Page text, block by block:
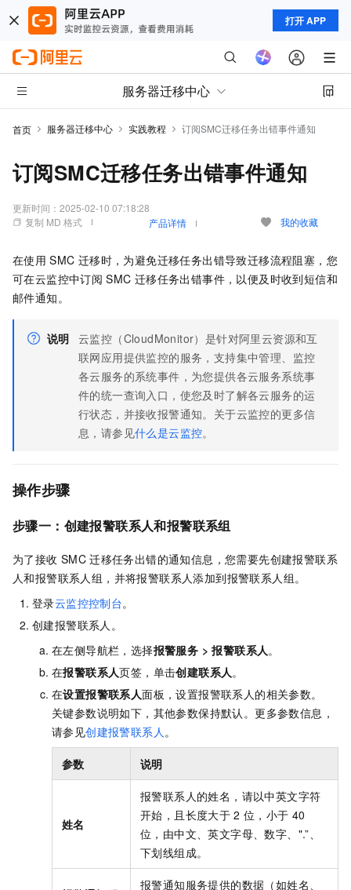
打开 APP
服务器迁移中心
首页 服务器迁移中心 实践教程 订阅SMC迁移任务出错事件通知
订阅SMC迁移任务出错事件通知
更新时间： 2025-02-10 07:18:28
复制 MD 格式
产品详情 我的收藏
在使用 SMC 迁移时，为避免迁移任务出错导致迁移流程阻塞，您
可在云监控中订阅 SMC 迁移任务出错事件，以便及时收到短信和
邮件通知。
说明 云监控（CloudMonitor）是针对阿里云资源和互
联网应用提供监控的服务，支持集中管理、监控
各云服务的系统事件，为您提供各云服务系统事
件的统一查询入口，使您及时了解各云服务的运
行状态，并接收报警通知。关于云监控的更多信
息，请参见什么是云监控。
操作步骤
步骤一：创建报警联系人和报警联系组
为了接收 SMC 迁移任务出错的通知信息，您需要先创建报警联系
人和报警联系人组，并将报警联系人添加到报警联系人组。
登录云监控控制台。
创建报警联系人。
在左侧导航栏，选择报警服务 >报警联系人 。
在报警联系人页签，单击创建联系人 。
在设置报警联系人面板，设置报警联系人的相关参数。
关键参数说明如下，其他参数保持默认。更多参数信息，
请参见创建报警联系人 。
参数 说明
姓名
报警联系人的姓名，请以中英文字符
开始，且长度大于 2 位，小于 40
位，由中文、英文字母、数字、".”、
下划线组成。
报警通知服务提供的数据（如姓名、